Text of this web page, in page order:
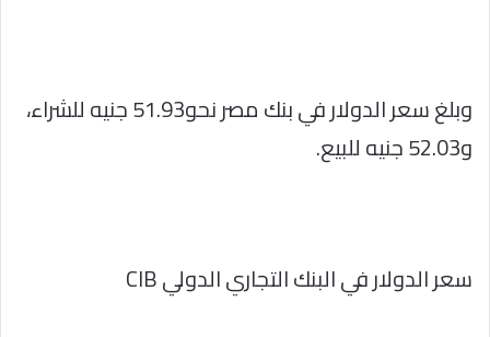
وبلغ سعر الدولار في بنك مصر نحو51.93 جنيه للشراء،
و52.03 جنيه للبيع.
سعر الدولار في البنك التجاري الدولي CIB